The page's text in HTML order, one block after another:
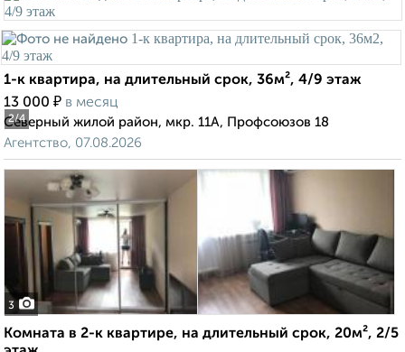
2/4
1-к квартира, на длительный срок, 36м², 4/9 этаж
13 000 ₽ в месяц
Северный жилой район, мкр. 11А, Профсоюзов 18
Агентство, 07.08.2026
3
Комната в 2-к квартире, на длительный срок, 20м², 2/5